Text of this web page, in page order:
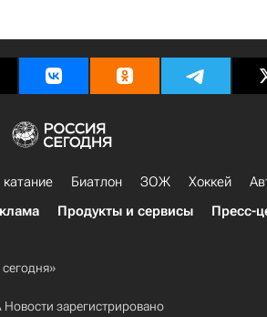
Биатлон ЗОЖ Хоккей
Продукты и сервисы Пресс-
зарегистрировано